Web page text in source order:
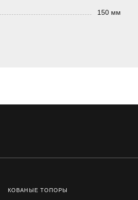
150 мм
КОВАНЫЕ ТОПОРЫ